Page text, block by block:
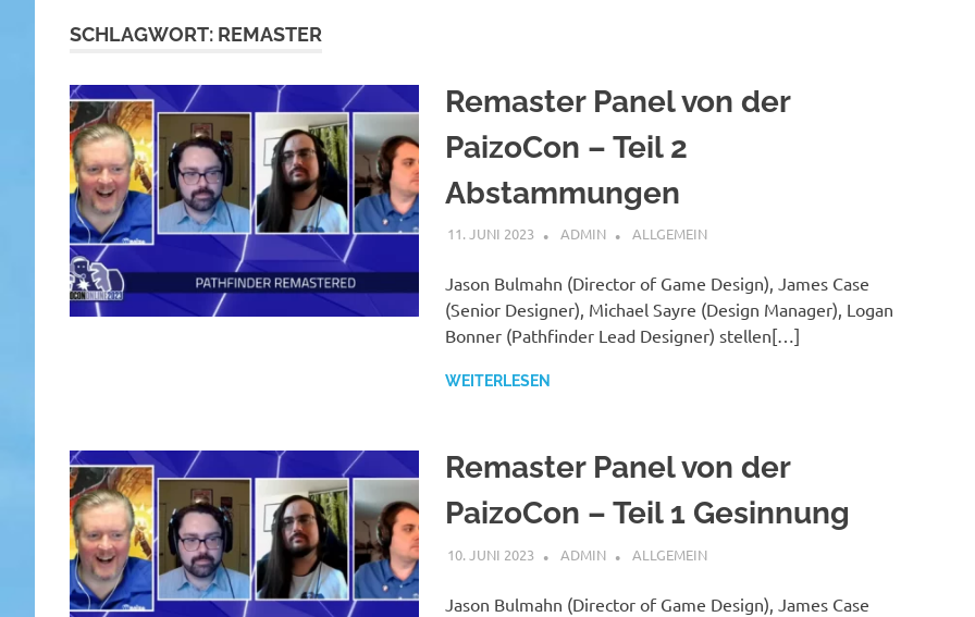
SCHLAGWORT: REMASTER
Remaster Panel von der
PaizoCon – Teil 2
Abstammungen
11. JUNI 2023 ADMIN ALLGEMEIN
Jason Bulmahn (Director of Game Design), James Case
(Senior Designer), Michael Sayre (Design Manager), Logan
Bonner (Pathfinder Lead Designer) stellen[…]
WEITERLESEN
Remaster Panel von der
PaizoCon – Teil 1 Gesinnung
10. JUNI 2023 ADMIN ALLGEMEIN
Jason Bulmahn (Director of Game Design), James Case